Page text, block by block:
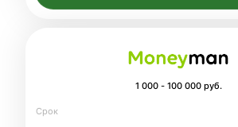
1 000 - 100 000 руб.
Срок